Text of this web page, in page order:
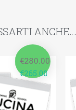
ANCHE...
€280.00
€265.00